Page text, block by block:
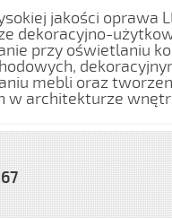
jakości oprawa
dekoracyjno-
przy oświetlaniu
mebli oraz
w architekturze